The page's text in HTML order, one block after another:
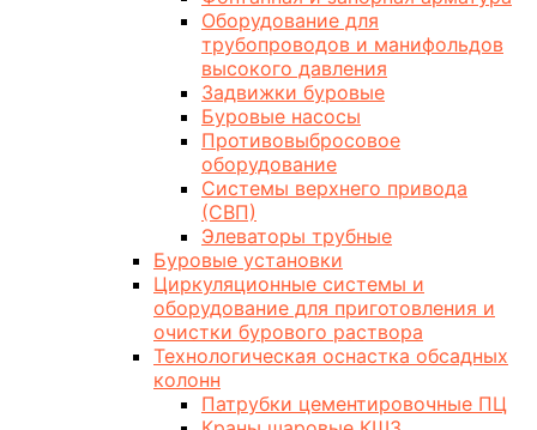
Оборудование для
трубопроводов и манифольдов
высокого давления
Задвижки буровые
Буровые насосы
Противовыбросовое
оборудование
Системы верхнего привода
(СВП)
Элеваторы трубные
Буровые установки
Циркуляционные системы и
оборудование для приготовления и
очистки бурового раствора
Технологическая оснастка обсадных
колонн
Патрубки цементировочные ПЦ